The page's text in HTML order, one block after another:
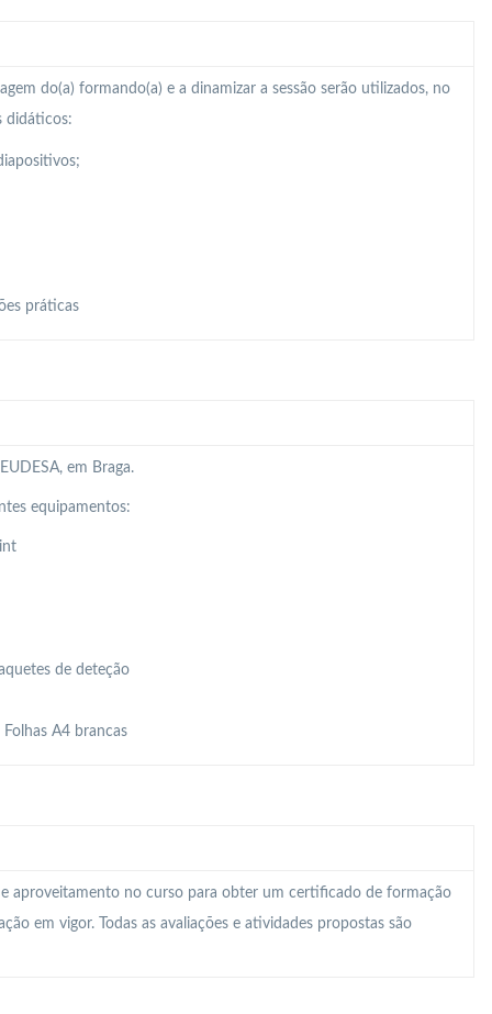
do(a) formando(a) e a dinamizar a sessão serão utilizados, no
didáticos:
práticas
em Braga.
equipamentos:
de deteção
A4 brancas
aproveitamento no curso para obter um certificado de formação
em vigor. Todas as avaliações e atividades propostas são